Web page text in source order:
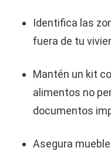
Identifica las
fuera de tu
Mantén un kit
alimentos no
documentos
Asegura